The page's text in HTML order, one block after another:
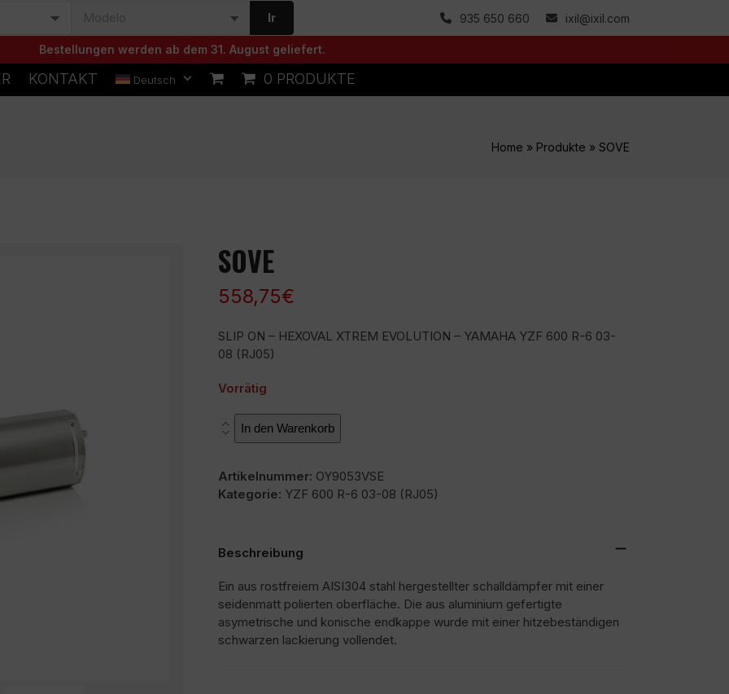
Ir 935 650 660 ixil@ixil.com
Bestellungen werden ab dem 31. August geliefert.
KONTAKT Deutsch 0 PRODUKTE
Home » Produkte » SOVE
SOVE
558,75€
SLIP ON – HEXOVAL XTREM EVOLUTION – YAMAHA YZF 600 R-6 03-
08 (RJ05)
Vorrätig
SOVE
Menge
In den Warenkorb
Artikelnummer: OY9053VSE
Kategorie: YZF 600 R-6 03-08 (RJ05)
Beschreibung
Ein aus rostfreiem AISI304 stahl hergestellter schalldämpfer mit einer
seidenmatt polierten oberfläche. Die aus aluminium gefertigte
asymetrische und konische endkappe wurde mit einer hitzebeständigen
schwarzen lackierung vollendet.